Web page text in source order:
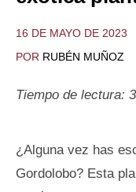
16 DE MAYO DE 2023
POR RUBÉN MUÑOZ
Tiempo de lectura: 3
¿Alguna vez has
Gordolobo? Esta